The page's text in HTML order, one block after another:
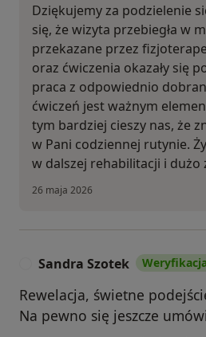
Dziękujemy za podzielenie
się, że wizyta przebiegła w
przekazane przez
oraz ćwiczenia okazały się
praca z odpowiednio
ćwiczeń jest ważnym
tym bardziej cieszy nas, że
w Pani codziennej rutynie.
w dalszej rehabilitacji i dużo
26 maja 2026
Sandra Szotek
Rewelacja, świetne
Na pewno się jeszcze